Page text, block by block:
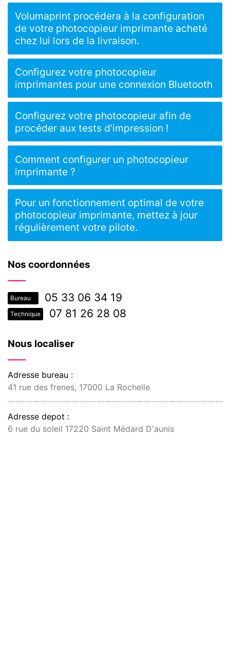
Nos coordonnées
Bureau 05 33 06 34 19
Technique 07 81 26 28 08
Nous localiser
Adresse bureau :
41 rue des frenes, 17000 La Rochelle
Adresse depot :
6 rue du soleil 17220 Saint Médard D'aunis
Volumaprint procédera à la configuration
de votre photocopieur imprimante acheté
chez lui lors de la livraison.
Configurez votre photocopieur
imprimantes pour une connexion Bluetooth
Configurez votre photocopieur afin de
procéder aux tests d’impression !
Comment configurer un photocopieur
imprimante ?
Pour un fonctionnement optimal de votre
photocopieur imprimante, mettez à jour
régulièrement votre pilote.